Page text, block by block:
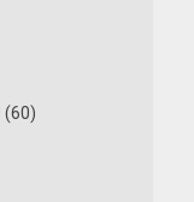
(60)